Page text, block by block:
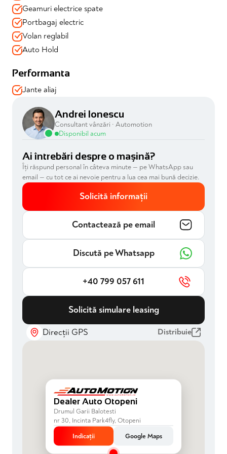
✔️Apple Carplay, Android Auto
✔️Functie AirCare cu filtru de habitaclu pentru mentinerea
aerului proaspat in interior
✔️Manere interioare usi cromate
✔️Torpedou iluminat si climatizat
✔️Geamuri atermice
✔️Inchidere centralizata
✔️Priza 12 V in consola centrala
📍 Mașina se vinde cu garanție 12 luni valabilă și toate
verificările efectuate
📍 Disponibilă imediat prin Automotion – achiziție în
siguranță, consultanță dedicată, soluții de finanțare
adaptate
Geamuri electrice spate
Portbagaj electric
Volan reglabil
Auto Hold
Performanta
Jante aliaj
Andrei Ionescu
Consultant vânzări · Automotion
Disponibil acum
Ai întrebări despre o mașină?
Îți răspund personal în câteva minute — pe WhatsApp sau
email — cu tot ce ai nevoie pentru a lua cea mai bună decizie.
Solicită informații
Contactează pe email
Discută pe Whatsapp
+40 799 057 611
Solicită simulare leasing
Direcții GPS Distribuie
Dealer Auto Otopeni
Drumul Garii Balotesti
nr 30, Incinta Park4fly, Otopeni
Indicații
Google Maps